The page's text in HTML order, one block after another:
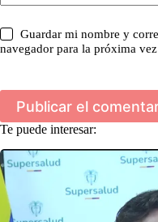
Guardar mi nombre y
navegador para la próxima
Publicar el
Te puede interesar: